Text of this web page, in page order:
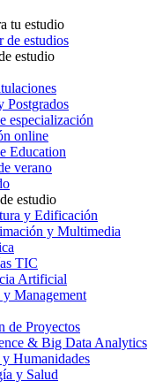
tu estudio
de estudios
estudio
Postgrados
especialización
online
Education
verano
estudio
y Edificación
y Multimedia
TIC
Artificial
y Management
de Proyectos
& Big Data Analytics
Humanidades
y Salud